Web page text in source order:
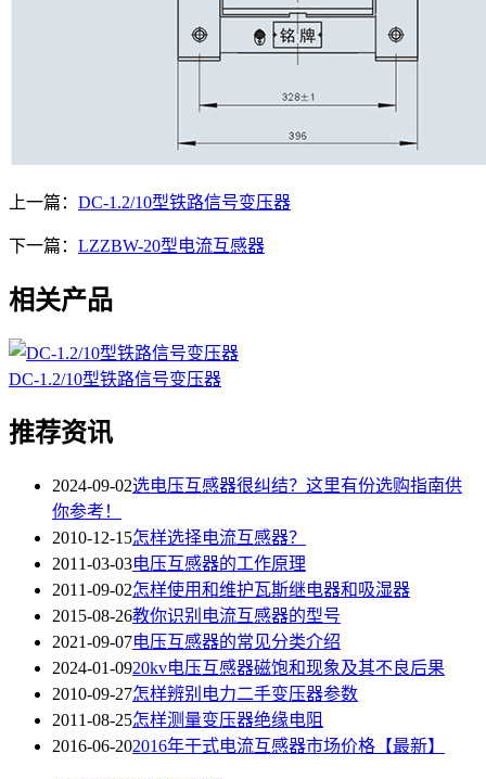
上一篇： DC-1.2/10型铁路信号变压器
下一篇： LZZBW-20型电流互感器
相关产品
DC-1.2/10型铁路信号变压器
推荐资讯
2024-09-02选电压互感器很纠结？这里有份选购指南供
你参考！
2010-12-15怎样选择电流互感器？
2011-03-03电压互感器的工作原理
2011-09-02怎样使用和维护瓦斯继电器和吸湿器
2015-08-26教你识别电流互感器的型号
2021-09-07电压互感器的常见分类介绍
2024-01-0920kv电压互感器磁饱和现象及其不良后果
2010-09-27怎样辨别电力二手变压器参数
2011-08-25怎样测量变压器绝缘电阻
2016-06-202016年干式电流互感器市场价格【最新】